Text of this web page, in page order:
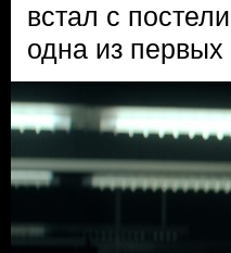
встал с
одна из